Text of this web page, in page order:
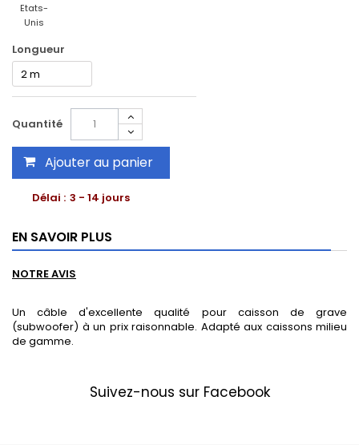
Etats-
Unis
Longueur
Quantité
Ajouter au panier
Délai : 3 - 14 jours
EN SAVOIR PLUS
NOTRE AVIS
Un câble d'excellente qualité pour caisson de grave
(subwoofer) à un prix raisonnable. Adapté aux caissons milieu
de gamme.
Suivez-nous sur Facebook